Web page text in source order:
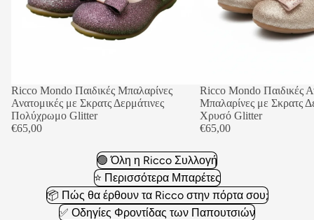
Ricco Mondo Παιδικές Μπαλαρίνες
Ανατομικές με Σκρατς Δερμάτινες
Πολύχρωμο Glitter
€65,00
Ricco Mondo Παιδικές
Μπαλαρίνες με Σκρατς
Χρυσό Glitter
€65,00
🟢 Όλη η Ricco Συλλογή
⭐ Περισσότερα Μπαρέτες
📦 Πώς θα έρθουν τα Ricco στην πόρτα σου;
✅ Οδηγίες Φροντίδας των Παπουτσιών